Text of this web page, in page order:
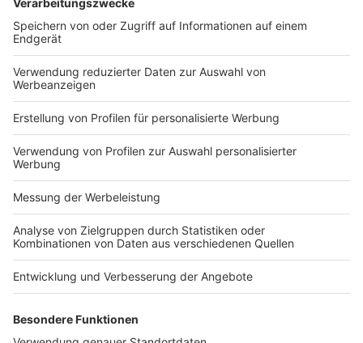
Intensivstationen der Krankenhäuser im Land
beschlossen.
Ende vergangenen Jahres hatten Finanzminister Dr.
Danyal Bayaz und Gesundheitsminister Manne Lucha in
einem Schreiben an die Bundesregierung darum
gebeten, neben einer Pflegeprämie des Bundes auch
Landes-Pflegeprämien steuerfrei zu stellen.
(Quelle: PM FinMin Baden-Württemberg, vom 4.3.2022)
Baden-Württemberg Pflegeprämie
rückwirkend
Steuerrecht